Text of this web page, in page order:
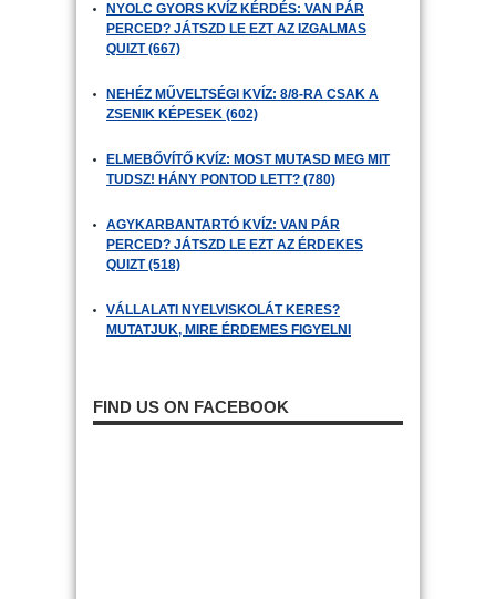
NYOLC GYORS KVÍZ KÉRDÉS: VAN PÁR
PERCED? JÁTSZD LE EZT AZ IZGALMAS
QUIZT (667)
NEHÉZ MŰVELTSÉGI KVÍZ: 8/8-RA CSAK A
ZSENIK KÉPESEK (602)
ELMEBŐVÍTŐ KVÍZ: MOST MUTASD MEG MIT
TUDSZ! HÁNY PONTOD LETT? (780)
AGYKARBANTARTÓ KVÍZ: VAN PÁR
PERCED? JÁTSZD LE EZT AZ ÉRDEKES
QUIZT (518)
VÁLLALATI NYELVISKOLÁT KERES?
MUTATJUK, MIRE ÉRDEMES FIGYELNI
FIND US ON FACEBOOK